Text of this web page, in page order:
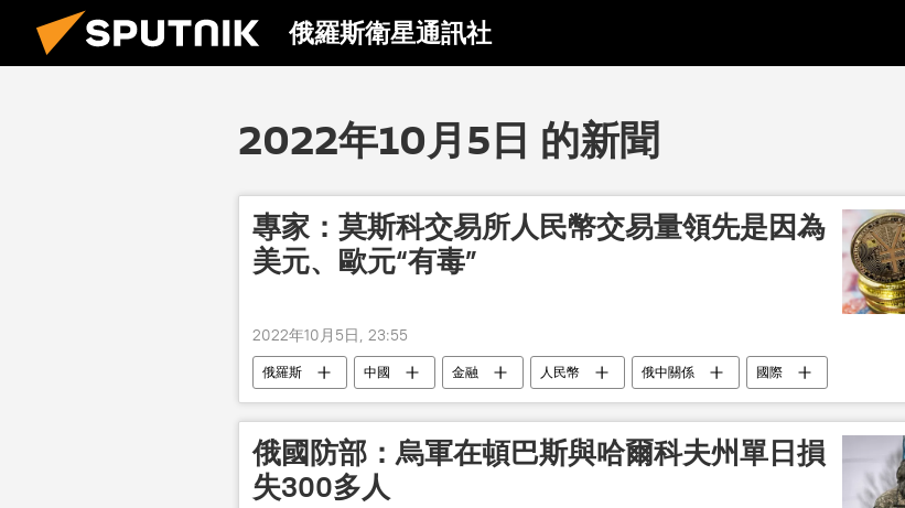
俄羅斯衛星通訊社
2022年10月5日 的新聞
專家：莫斯科交易所人民幣交易量領先是因為
美元、歐元“有毒”
2022年10月5日, 23:55
俄羅斯 中國 金融 人民幣 俄中關係 國際
俄國防部：烏軍在頓巴斯與哈爾科夫州單日損
失300多人